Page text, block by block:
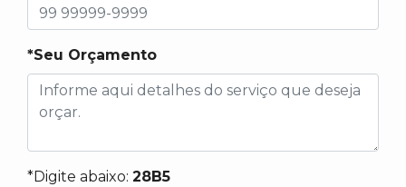
*Seu Orçamento
*Digite abaixo: 28B5